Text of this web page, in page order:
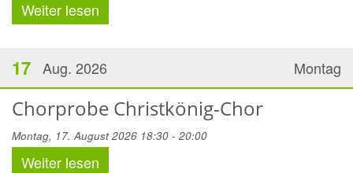
Weiter lesen
Montag
17 Aug. 2026
Chorprobe Christkönig-Chor
Montag, 17. August 2026 18:30 - 20:00
Weiter lesen